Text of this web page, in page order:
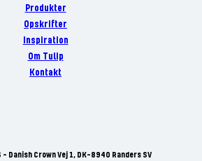
Produkter
Opskrifter
Inspiration
Om Tulip
Kontakt
- Danish Crown Vej 1, DK-8940 Randers SV